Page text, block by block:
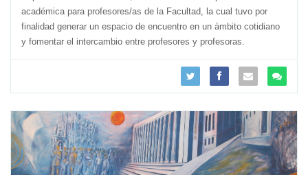
académica para profesores/as de la Facultad, la cual tuvo por
finalidad generar un espacio de encuentro en un ámbito cotidiano
y fomentar el intercambio entre profesores y profesoras.